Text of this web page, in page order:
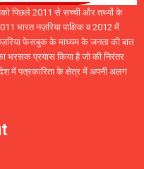
पिछले 2011 से सच्ची और तथ्यों के
भारत नज़रिया पाक्षिक व 2012 में
फेसबुक के माध्यम के जनता की बात
भरसक प्रयास किया है जो की निरंतर
में पत्रकारिता के क्षेत्र में अपनी अलग